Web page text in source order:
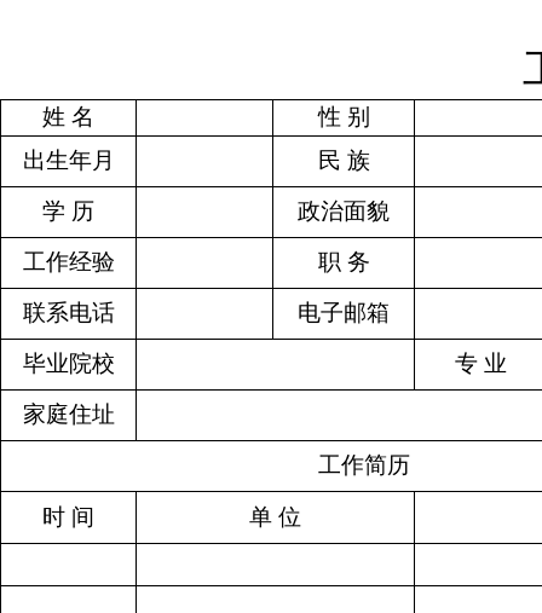
姓 名
性 别
出生年月
民 族
学 历
政治面貌
工作经验
职 务
联系电话
电子邮箱
毕业院校
专 业
家庭住址
工作简历
时 间 单 位